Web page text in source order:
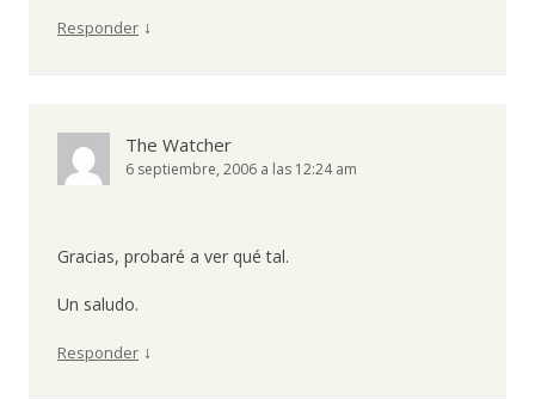
Responder ↓
The Watcher
6 septiembre, 2006 a las 12:24 am
Gracias, probaré a ver qué tal.
Un saludo.
Responder ↓